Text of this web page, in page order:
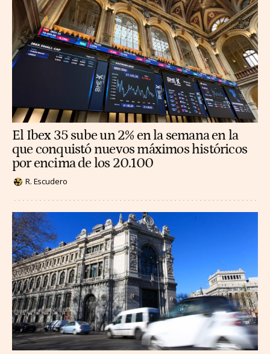
El Ibex 35 sube un 2% en la semana en la
que conquistó nuevos máximos históricos
por encima de los 20.100
R. Escudero